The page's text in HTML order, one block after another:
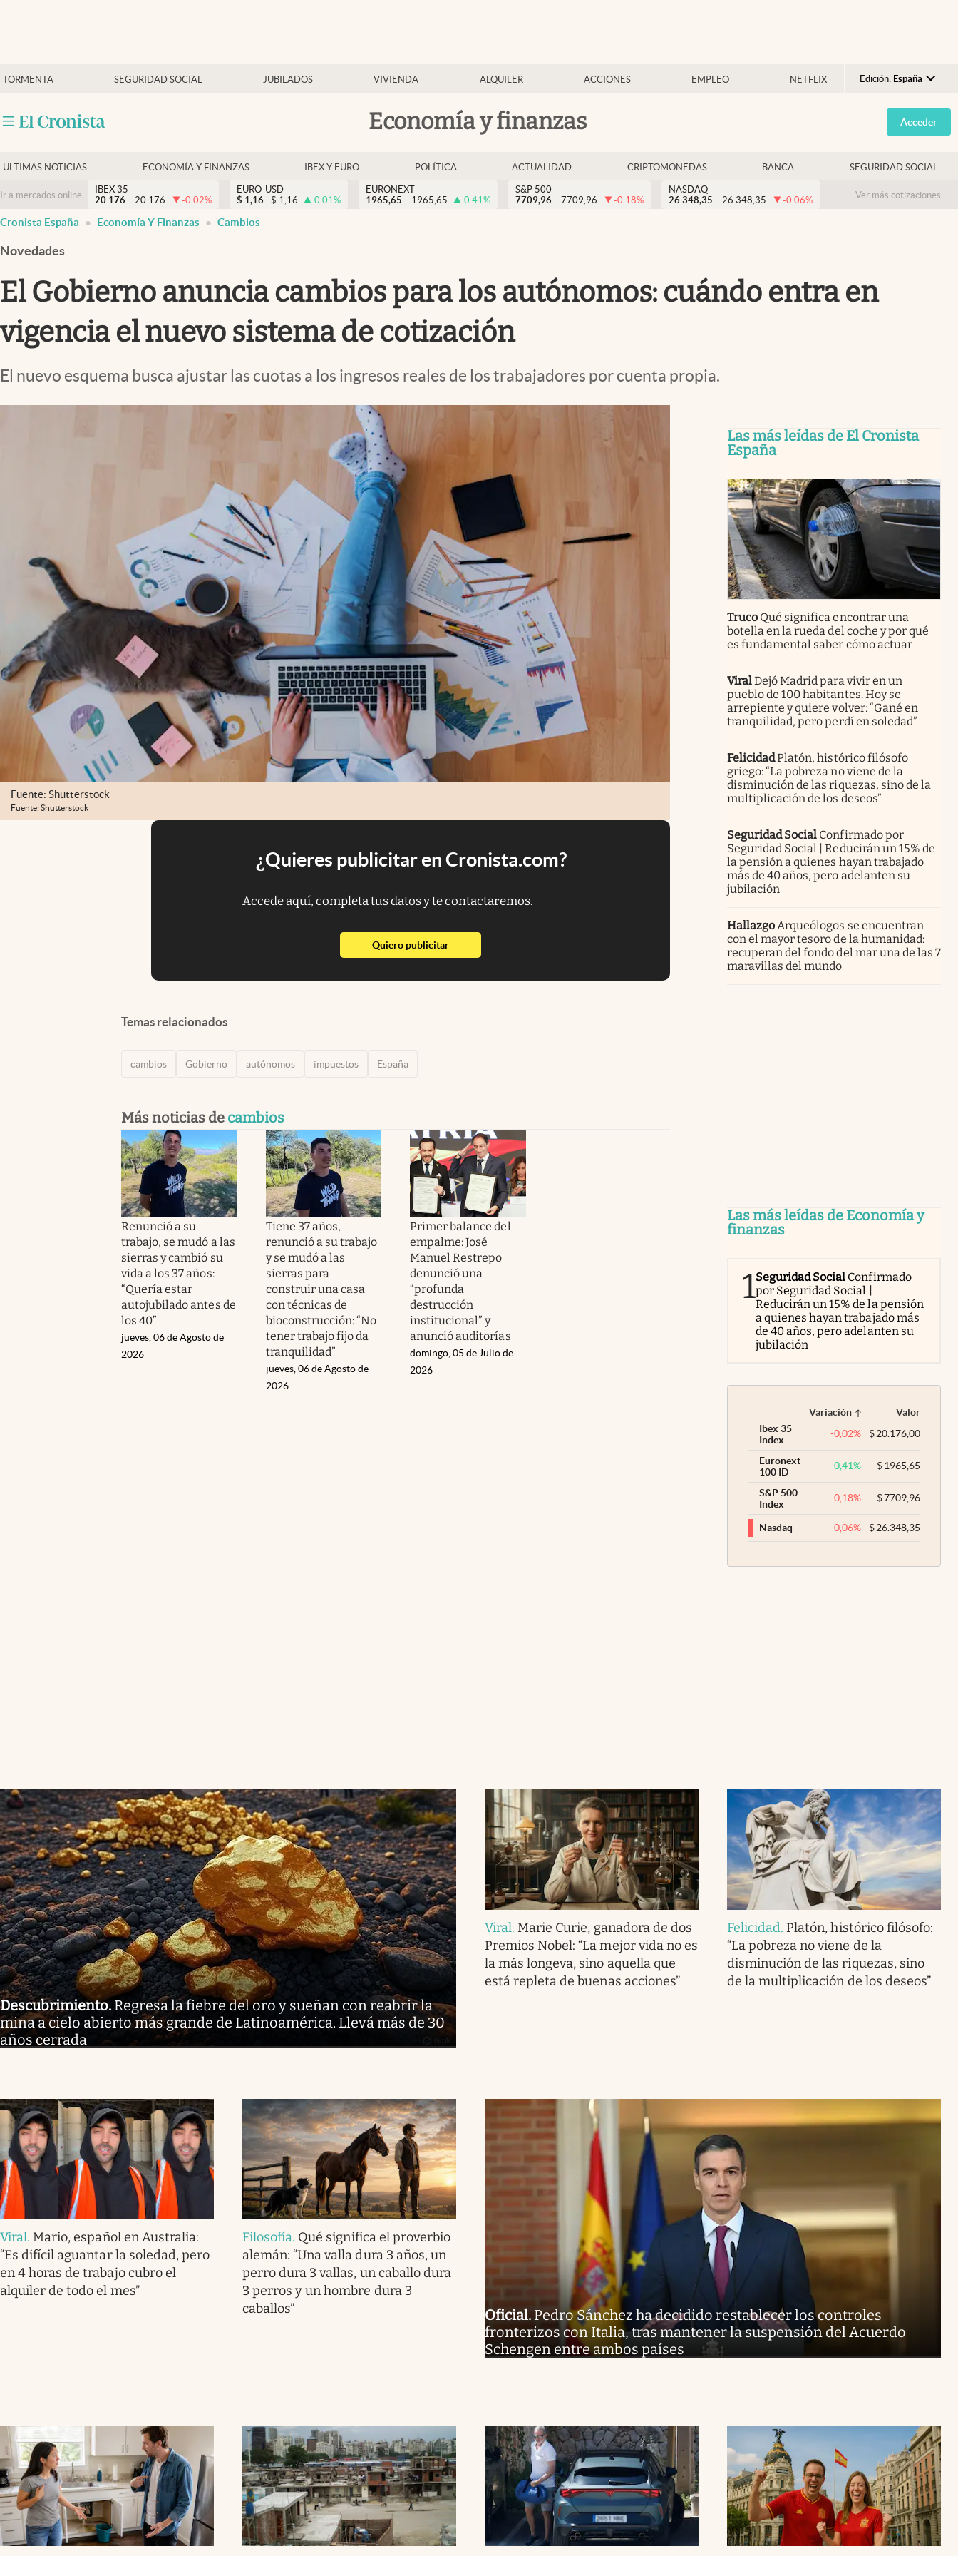
TORMENTA SEGURIDAD SOCIAL JUBILADOS VIVIENDA ALQUILER ACCIONES EMPLEO NETFLIX Edición: España
Argentina
España
USA
Colombia
Economía y finanzas
Economía y finanzas
Criptomonedas
Acceder
ULTIMAS NOTICIAS ECONOMÍA Y FINANZAS IBEX Y EURO POLÍTICA ACTUALIDAD CRIPTOMONEDAS BANCA SEGURIDAD SOCIAL
Ir a mercados online
IBEX 35
20.176
20.176 -0.02%
EURO-USD
$ 1,16 $ 1,16 0.01%
EURONEXT
1965,65
1965,65 0.41%
S&P 500
7709,96
7709,96 -0.18%
NASDAQ
26.348,35
26.348,35 -0.06% Ver más cotizaciones
Cronista España Economía Y Finanzas Cambios
Novedades
El Gobierno anuncia cambios para los autónomos: cuándo entra en
vigencia el nuevo sistema de cotización
El nuevo esquema busca ajustar las cuotas a los ingresos reales de los trabajadores por cuenta propia.
Fuente: Shutterstock
Fuente: Shutterstock
¿Quieres publicitar en Cronista.com?
Accede aquí, completa tus datos y te contactaremos.
Quiero publicitarabre en nueva pestaña
Temas relacionados
cambios Gobierno autónomos impuestos España
Más noticias de cambios
Renunció a su
trabajo, se mudó a las
sierras y cambió su
vida a los 37 años:
“Quería estar
autojubilado antes de
los 40”
jueves, 06 de Agosto de
2026
Tiene 37 años,
renunció a su trabajo
y se mudó a las
sierras para
construir una casa
con técnicas de
bioconstrucción: “No
tener trabajo fijo da
tranquilidad”
jueves, 06 de Agosto de
2026
Primer balance del
empalme: José
Manuel Restrepo
denunció una
“profunda
destrucción
institucional” y
anunció auditorías
domingo, 05 de Julio de
2026
Las más leídas de El Cronista
España
Truco Qué significa encontrar una
botella en la rueda del coche y por qué
es fundamental saber cómo actuar
ViralDejó Madrid para vivir en un
pueblo de 100 habitantes. Hoy se
arrepiente y quiere volver: “Gané en
tranquilidad, pero perdí en soledad”
FelicidadPlatón, histórico filósofo
griego: “La pobreza no viene de la
disminución de las riquezas, sino de la
multiplicación de los deseos”
Seguridad Social Confirmado por
Seguridad Social | Reducirán un 15% de
la pensión a quienes hayan trabajado
más de 40 años, pero adelanten su
jubilación
HallazgoArqueólogos se encuentran
con el mayor tesoro de la humanidad:
recuperan del fondo del mar una de las 7
maravillas del mundo
Las más leídas de Economía y
finanzas
1Seguridad Social Confirmado
por Seguridad Social |
Reducirán un 15% de la pensión
a quienes hayan trabajado más
de 40 años, pero adelanten su
jubilación
Variación
Valor
Ibex 35
Index
-0,02% $20.176,00
Euronext
100 ID
0,41% $1965,65
S&P 500
Index
-0,18% $7709,96
Nasdaq -0,06% $26.348,35
Descubrimiento. Regresa la fiebre del oro y sueñan con reabrir la
mina a cielo abierto más grande de Latinoamérica. Llevá más de 30
años cerrada
Viral. Marie Curie, ganadora de dos
Premios Nobel: “La mejor vida no es
la más longeva, sino aquella que
está repleta de buenas acciones”
Felicidad. Platón, histórico filósofo:
“La pobreza no viene de la
disminución de las riquezas, sino
de la multiplicación de los deseos”
Viral. Mario, español en Australia:
“Es difícil aguantar la soledad, pero
en 4 horas de trabajo cubro el
alquiler de todo el mes”
Filosofía. Qué significa el proverbio
alemán: “Una valla dura 3 años, un
perro dura 3 vallas, un caballo dura
3 perros y un hombre dura 3
caballos”
Oficial. Pedro Sánchez ha decidido restablecer los controles
fronterizos con Italia, tras mantener la suspensión del Acuerdo
Schengen entre ambos países